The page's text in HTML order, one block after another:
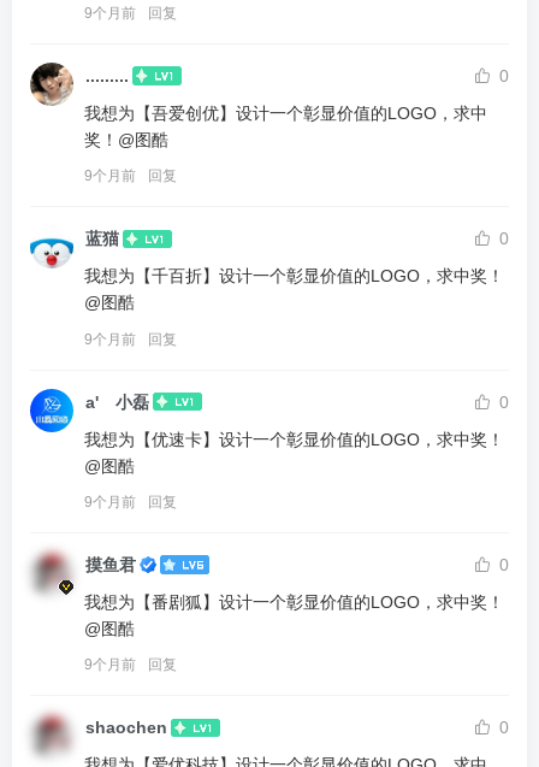
9个月前 回复
.........
0
我想为【吾爱创优】设计一个彰显价值的LOGO，求中
奖！@图酷
9个月前 回复
蓝猫
0
我想为【千百折】设计一个彰显价值的LOGO，求中奖！
@图酷
9个月前 回复
a'ゞ小磊
0
我想为【优速卡】设计一个彰显价值的LOGO，求中奖！
@图酷
9个月前 回复
摸鱼君
0
我想为【番剧狐】设计一个彰显价值的LOGO，求中奖！
@图酷
9个月前 回复
shaochen
0